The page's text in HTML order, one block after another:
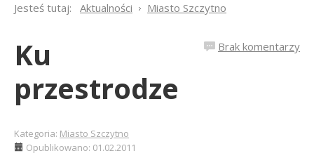
Jesteś tutaj: Aktualności Miasto Szczytno
Brak komentarzy
Ku
przestrodze
Kategoria: Miasto Szczytno
Opublikowano: 01.02.2011